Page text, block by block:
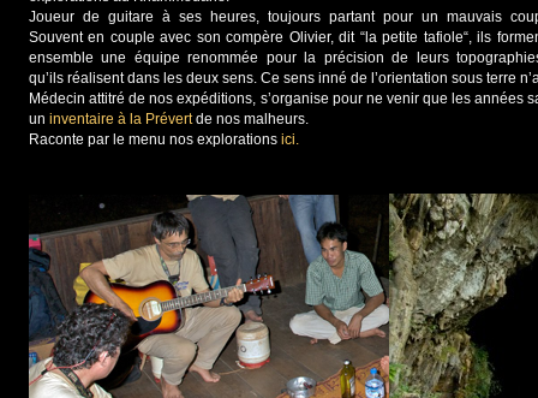
Joueur de guitare à ses heures, toujours partant pour un mauvais
Souvent en couple avec son compère Olivier, dit “la petite tafiole“, ils
ensemble une équipe renommée pour la précision de leurs
qu’ils réalisent dans les deux sens. Ce sens inné de l’orientation sous terre
Médecin attitré de nos expéditions, s’organise pour ne venir que les
un inventaire à la Prévertde nos malheurs.
Raconte par le menu nos explorations ici.